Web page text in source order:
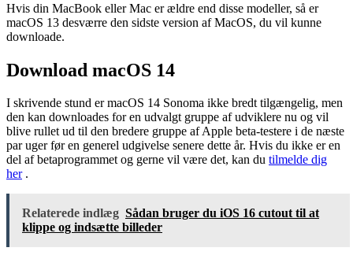
Hvis din MacBook eller Mac er ældre end disse modeller, så er
macOS 13 desværre den sidste version af MacOS, du vil kunne
downloade.
Download macOS 14
I skrivende stund er macOS 14 Sonoma ikke bredt tilgængelig, men
den kan downloades for en udvalgt gruppe af udviklere nu og vil
blive rullet ud til den bredere gruppe af Apple beta-testere i de næste
par uger før en generel udgivelse senere dette år. Hvis du ikke er en
del af betaprogrammet og gerne vil være det, kan du tilmelde dig
her.
Relaterede indlæg Sådan bruger du iOS 16 cutout til at
klippe og indsætte billeder